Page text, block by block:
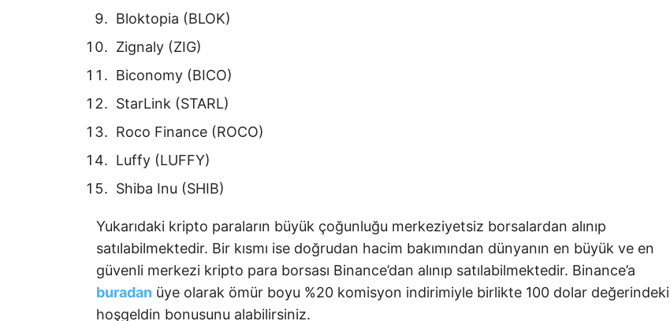
Bloktopia (BLOK)
Zignaly (ZIG)
Biconomy (BICO)
StarLink (STARL)
Roco Finance (ROCO)
Luffy (LUFFY)
Shiba Inu (SHIB)
Yukarıdaki kripto paraların büyük çoğunluğu merkeziyetsiz borsalardan alınıp
satılabilmektedir. Bir kısmı ise doğrudan hacim bakımından dünyanın en büyük ve en
güvenli merkezi kripto para borsası Binance’dan alınıp satılabilmektedir. Binance’a
buradan üye olarak ömür boyu %20 komisyon indirimiyle birlikte 100 dolar değerindeki
hoşgeldin bonusunu alabilirsiniz.